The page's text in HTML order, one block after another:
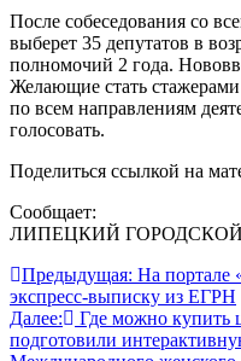
После собеседования со
выберет 35 депутатов в
полномочий 2 года.
Желающие стать стажерами
по всем направлениям
голосовать.
Поделиться ссылкой на
Сообщает:
ЛИПЕЦКИЙ
Навигация
по
записям
Предыдущая: На портале
экспресс-выписку из ЕГРН
Далее:
Где можно купить
подготовили